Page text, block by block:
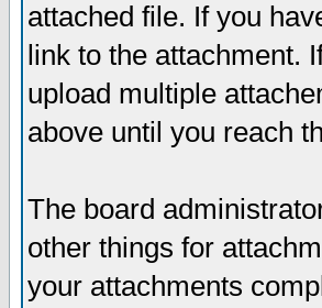
attached file. If you
link to the attachment.
upload multiple
above until you reach
The board
other things for
your attachments